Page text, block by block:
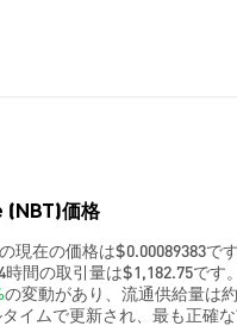
(NBT)価格
現在の価格は$0.00089383で
時間の取引量は$1,182.75で
の変動があり、流通供給量は
イムで更新され、最も正確